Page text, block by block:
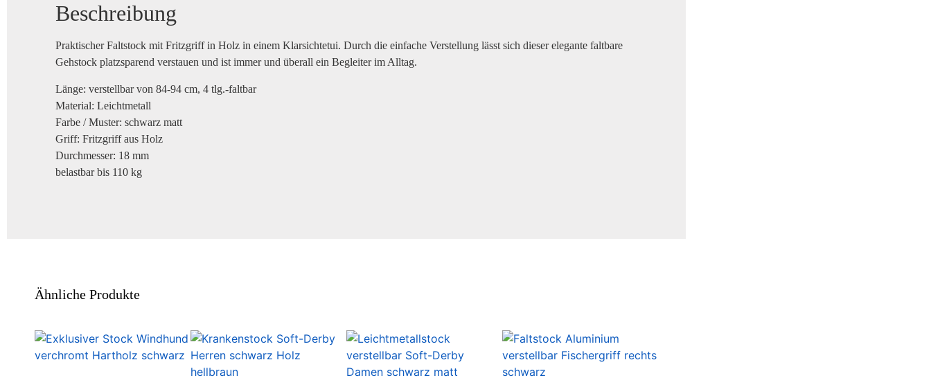
Beschreibung
Praktischer Faltstock mit Fritzgriff in Holz in einem Klarsichtetui. Durch die einfache Verstellung lässt sich dieser elegante faltbare
Gehstock platzsparend verstauen und ist immer und überall ein Begleiter im Alltag.
Länge: verstellbar von 84-94 cm, 4 tlg.-faltbar
Material: Leichtmetall
Farbe / Muster: schwarz matt
Griff: Fritzgriff aus Holz
Durchmesser: 18 mm
belastbar bis 110 kg
Ähnliche Produkte